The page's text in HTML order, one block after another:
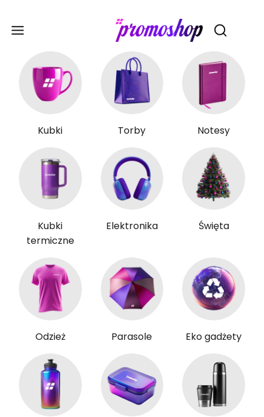
Otwórz
Kubki Torby Notesy
Kubki
termiczne
Elektronika Święta
Odzież Parasole Eko gadżety